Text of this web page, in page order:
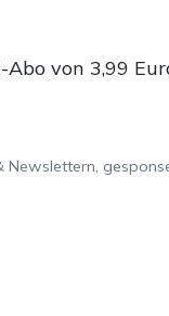
von 3,99